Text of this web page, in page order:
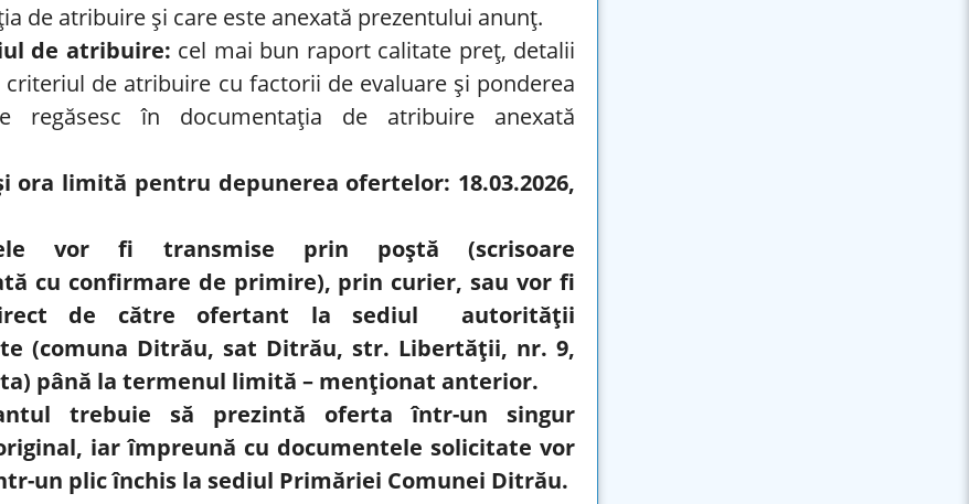
de atribuire și care este anexată prezentului anunț.
de atribuire: cel mai bun raport calitate preţ, detalii
de atribuire cu factorii de evaluare și ponderea
regăsesc în documentația de atribuire anexată
ora limită pentru depunerea ofertelor: 18.03.2026,
vor fi transmise prin poştă (scrisoare
cu confirmare de primire), prin curier, sau vor fi
de către ofertant la sediul
autorităţii
(comuna Ditrău, sat Ditrău, str. Libertății, nr. 9,
până la termenul limită – menţionat anterior.
trebuie să prezintă oferta într-un singur
iar împreună cu documentele solicitate vor
un plic închis la sediul Primăriei Comunei Ditrău.